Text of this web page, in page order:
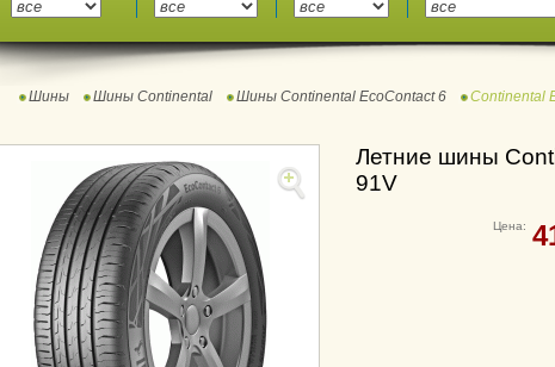
Шины Шины Continental Шины Continental EcoContact 6 Continental
Летние шины
91V
Цена: